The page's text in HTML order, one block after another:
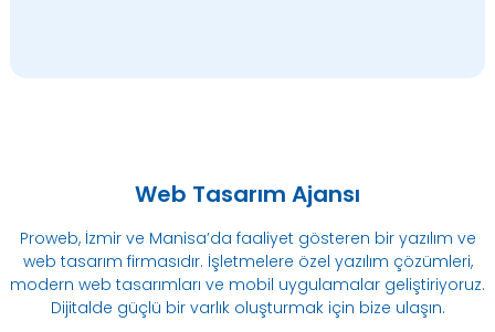
Web Tasarım Ajansı
Proweb, İzmir ve Manisa’da faaliyet gösteren bir yazılım ve
web tasarım firmasıdır. İşletmelere özel yazılım çözümleri,
modern web tasarımları ve mobil uygulamalar geliştiriyoruz.
Dijitalde güçlü bir varlık oluşturmak için bize ulaşın.